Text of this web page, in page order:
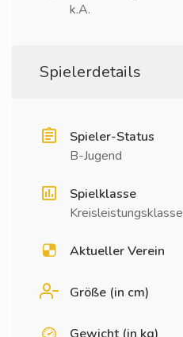
k.A.
Spielerdetails
Spieler-Status
B-Jugend
Spielklasse
Kreisleistungsklasse
Aktueller Verein
Größe (in cm)